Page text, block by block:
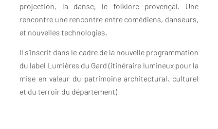
projection, la danse, le folklore provençal. Une
rencontre une rencontre entre comédiens, danseurs,
et nouvelles technologies.
Il s’inscrit dans le cadre de la nouvelle programmation
du label Lumières du Gard (itinéraire lumineux pour la
mise en valeur du patrimoine architectural, culturel
et du terroir du département)